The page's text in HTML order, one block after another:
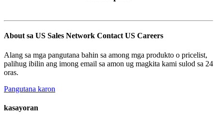
About sa US Sales Network Contact US Careers
Alang sa mga pangutana bahin sa among mga produkto o pricelist,
palihug ibilin ang imong email sa amon ug magkita kami sulod sa 24
oras.
Pangutana karon
kasayoran